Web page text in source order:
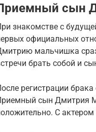
сын
знакомстве с
официальных
мальчишка
брать собой и
регистрации
сын Дмитрия
С